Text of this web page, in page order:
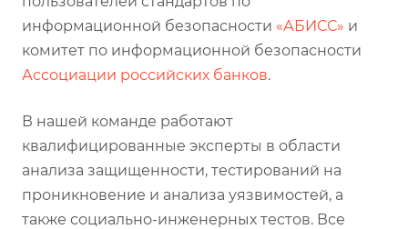
информационной безопасности «АБИСС» и
комитет по информационной безопасности
Ассоциации российских банков.
В нашей команде работают
квалифицированные эксперты в области
анализа защищенности, тестирований на
проникновение и анализа уязвимостей, а
также социально-инженерных тестов. Все